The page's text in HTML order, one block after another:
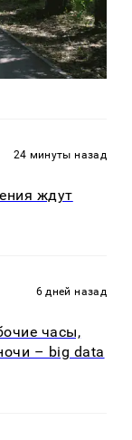
24 минуты назад
ждут
6 дней назад
часы,
– big data